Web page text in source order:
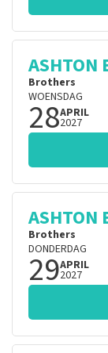
ASHTON
Brothers
WOENSDAG
28APRIL
2027
ASHTON
Brothers
DONDERDAG
29APRIL
2027